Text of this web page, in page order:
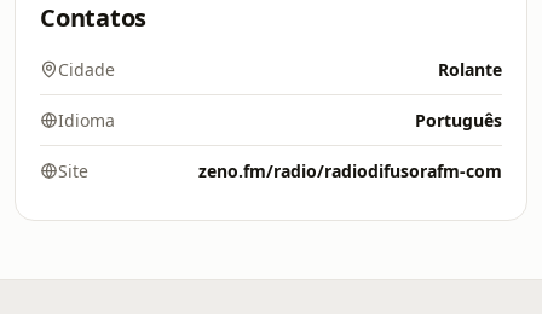
Contatos
Cidade Rolante
Idioma Português
Site zeno.fm/radio/radiodifusorafm-com